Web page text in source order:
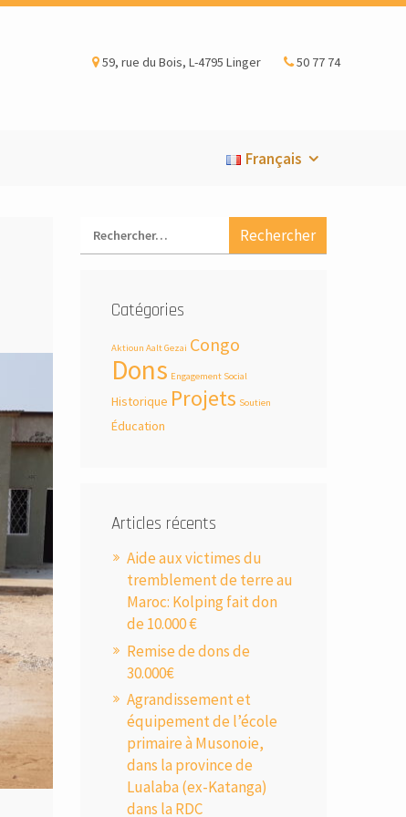
59, rue du Bois, L-4795 Linger 50 77 74
Français
Catégories
Aktioun Aalt Gezai Congo
Dons Engagement Social
Historique Projets Soutien
Éducation
Articles récents
Aide aux victimes du
tremblement de terre au
Maroc: Kolping fait don
de 10.000 €
Remise de dons de
30.000€
Agrandissement et
équipement de l’école
primaire à Musonoie,
dans la province de
Lualaba (ex-Katanga)
dans la RDC